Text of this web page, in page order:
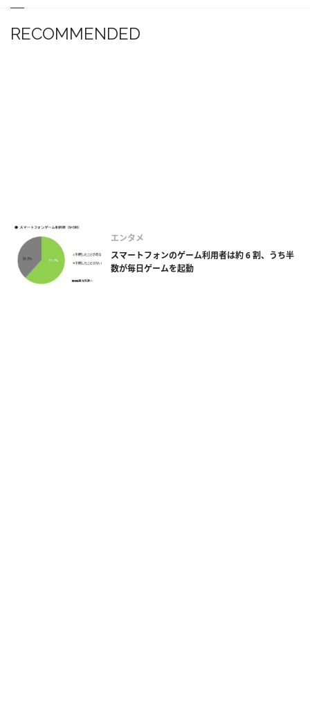
RECOMMENDED
エンタメ
スマートフォンのゲーム利用者は約 6 割、うち半
数が毎日ゲームを起動